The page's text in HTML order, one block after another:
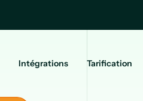
Intégrations Tarification